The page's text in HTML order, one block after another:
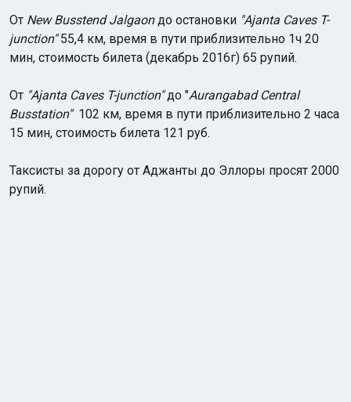
От New Busstend Jalgaonдо остановки "Ajanta Caves T-
junction"55,4 км, время в пути приблизительно 1ч 20
мин, стоимость билета (декабрь 2016г) 65 рупий.
От "Ajanta Caves T-junction"до "Aurangabad Central
Busstation"102 км, время в пути приблизительно 2 часа
15 мин, стоимость билета 121 руб.
Таксисты за дорогу от Аджанты до Эллоры просят 2000
рупий.